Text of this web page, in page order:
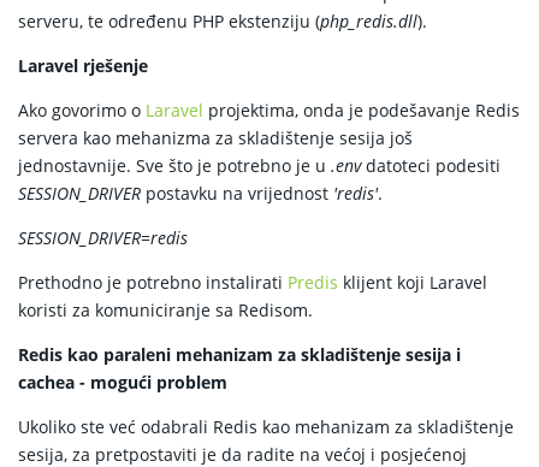
serveru, te određenu PHP ekstenziju (php_redis.dll).
Laravel rješenje
Ako govorimo o Laravel projektima, onda je podešavanje Redis
servera kao mehanizma za skladištenje sesija još
jednostavnije. Sve što je potrebno je u .envdatoteci podesiti
SESSION_DRIVER postavku na vrijednost 'redis'.
SESSION_DRIVER=redis
Prethodno je potrebno instalirati Predis klijent koji Laravel
koristi za komuniciranje sa Redisom.
Redis kao paraleni mehanizam za skladištenje sesija i
cachea - mogući problem
Ukoliko ste već odabrali Redis kao mehanizam za skladištenje
sesija, za pretpostaviti je da radite na većoj i posjećenoj